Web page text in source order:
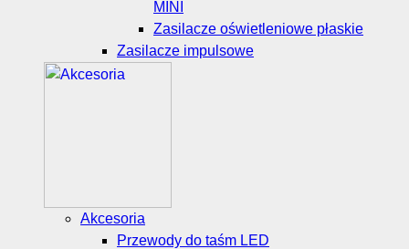
MINI
Zasilacze oświetleniowe płaskie
Zasilacze impulsowe
Akcesoria
Przewody do taśm LED